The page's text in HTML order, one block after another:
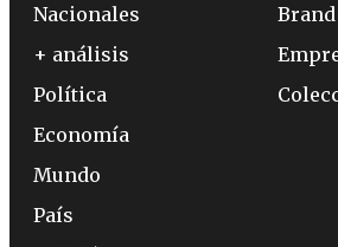
Nacionales
+ análisis
Política
Economía
Mundo
País